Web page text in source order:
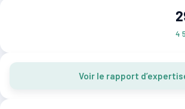
4
Voir le rapport